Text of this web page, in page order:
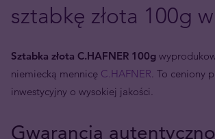
sztabkę złota 100g
Sztabka złota C.HAFNER 100g
niemiecką mennicę C.HAFNER. To ceniony
inwestycyjny o wysokiej jakości.
Gwarancja